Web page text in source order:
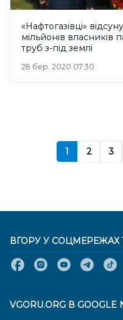
«Нафтогазівці»
мільйонів власників
труб з-під землі
28 бер. 2020 07:30
1 2 3
ВГОРУ У СОЦМЕРЕЖАХ
VGORU.ORG В GOOGLE